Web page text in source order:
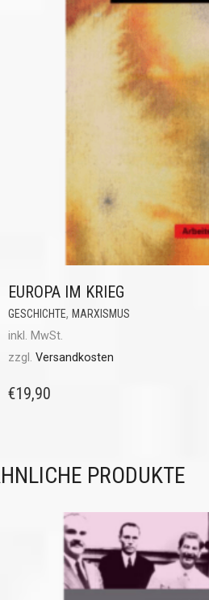
EUROPA IM KRIEG
GESCHICHTE, MARXISMUS
inkl. MwSt.
zzgl. Versandkosten
€19,90
PRODUKTE